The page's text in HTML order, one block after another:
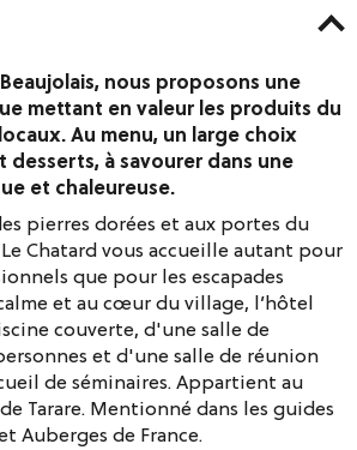
nous proposons une
mettant en valeur les produits du
Au menu, un large choix
desserts, à savourer dans une
et chaleureuse.
pierres dorées et aux portes du
Chatard vous accueille autant pour
que pour les escapades
et au cœur du village, l’hôtel
couverte, d'une salle de
et d'une salle de réunion
de séminaires. Appartient au
Tarare. Mentionné dans les guides
Auberges de France.